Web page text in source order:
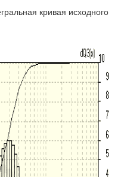
кривая исходного